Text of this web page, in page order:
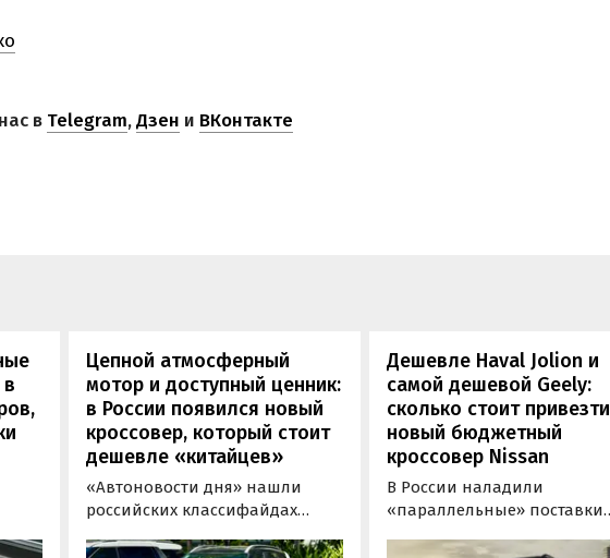
в Telegram,Дзен и ВКонтакте
Цепной атмосферный
мотор и доступный ценник:
в России появился новый
кроссовер, который стоит
дешевле «китайцев»
«Автоновости дня» нашли
российских классифайдах
Дешевле Haval Jolion и
самой дешевой Geely:
сколько стоит привезти
новый бюджетный
кроссовер Nissan
В России наладили
«параллельные» поставки